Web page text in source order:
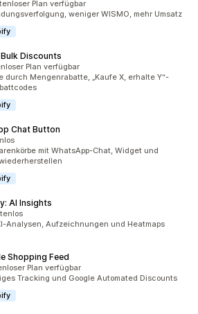
insgesamtPlan verfügbar
weniger WISMO, mehr Umsatz
Discounts
insgesamtPlan verfügbar
durch Mengenrabatte, „Kaufe X, erhalte Y“-
Chat Button
mit WhatsApp-Chat, Widget und
AI Insights
insgesamt
Analysen, Aufzeichnungen und Heatmaps
Shopping Feed
Plan verfügbar
Tracking und Google Automated Discounts